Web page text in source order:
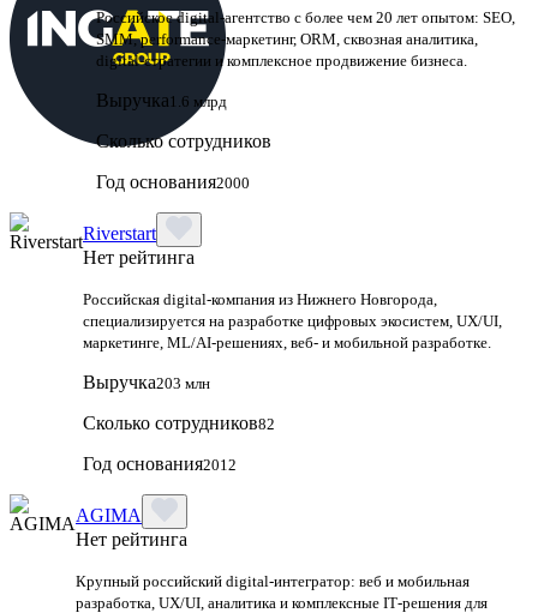
Российское digital-агентство с более чем 20 лет опытом: SEO,
SMM, performance-маркетинг, ORM, сквозная аналитика,
digital-стратегии и комплексное продвижение бизнеса.
Выручка 1.6 млрд
Сколько сотрудников
Год основания2000
Riverstart
Нет рейтинга
Российская digital‑компания из Нижнего Новгорода,
специализируется на разработке цифровых экосистем, UX/UI,
маркетинге, ML/AI‑решениях, веб‑ и мобильной разработке.
Выручка203 млн
Сколько сотрудников82
Год основания2012
AGIMA
Нет рейтинга
Крупный российский digital‑интегратор: веб и мобильная
разработка, UX/UI, аналитика и комплексные IT‑решения для